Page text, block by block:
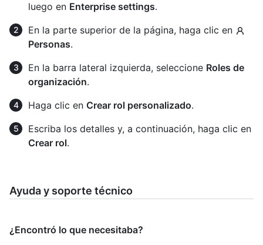
luego en Enterprise settings.
En la parte superior de la página, haga clic en
Personas.
En la barra lateral izquierda, seleccione Roles de
organización.
Haga clic en Crear rol personalizado.
Escriba los detalles y, a continuación, haga clic en
Crear rol.
Ayuda y soporte técnico
¿Encontró lo que necesitaba?